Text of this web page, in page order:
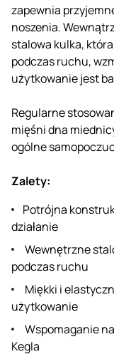
zapewnia
noszenia.
stalowa kulka,
podczas ruchu,
użytkowanie jest
Regularne
mięśni dna
ogólne
Zalety:
Potrójna
działanie
Wewnętrzne
podczas ruchu
Miękki i
użytkowanie
Wspomaganie
Kegla